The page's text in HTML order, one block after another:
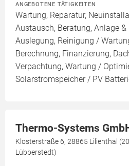
ANGEBOTENE TÄTIGKEITEN
Wartung, Reparatur,
Austausch, Beratung, Anlage
Auslegung, Reinigung /
Berechnung, Finanzierung,
Verpachtung, Wartung /
Solarstromspeicher / PV
Thermo-Systems
Klosterstraße 6, 28865 Lilienthal
Lübberstedt)